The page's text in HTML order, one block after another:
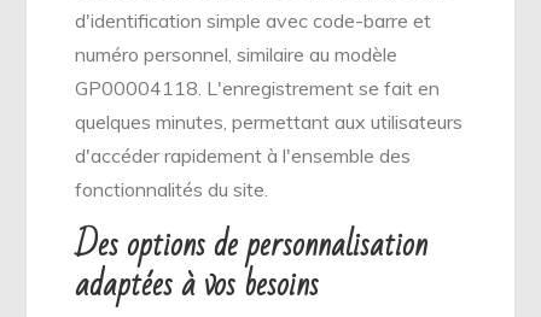
d'identification simple avec code-barre et
numéro personnel, similaire au modèle
GP00004118. L'enregistrement se fait en
quelques minutes, permettant aux utilisateurs
d'accéder rapidement à l'ensemble des
fonctionnalités du site.
Des options de personnalisation
adaptées à vos besoins